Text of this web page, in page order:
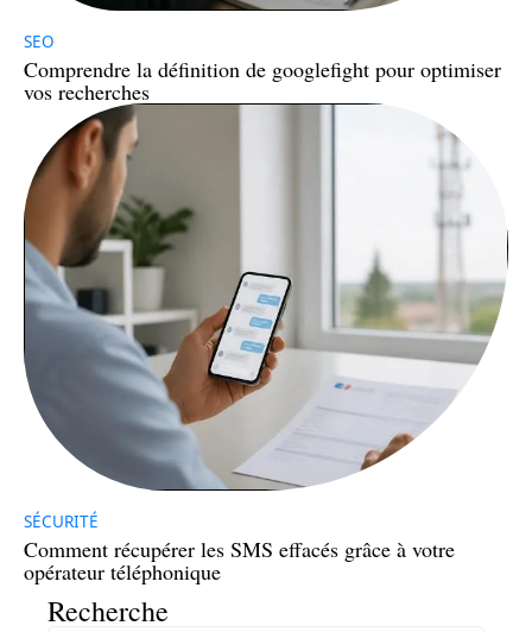
SEO
Comprendre la définition de googlefight pour optimiser
vos recherches
SÉCURITÉ
Comment récupérer les SMS effacés grâce à votre
opérateur téléphonique
Recherche